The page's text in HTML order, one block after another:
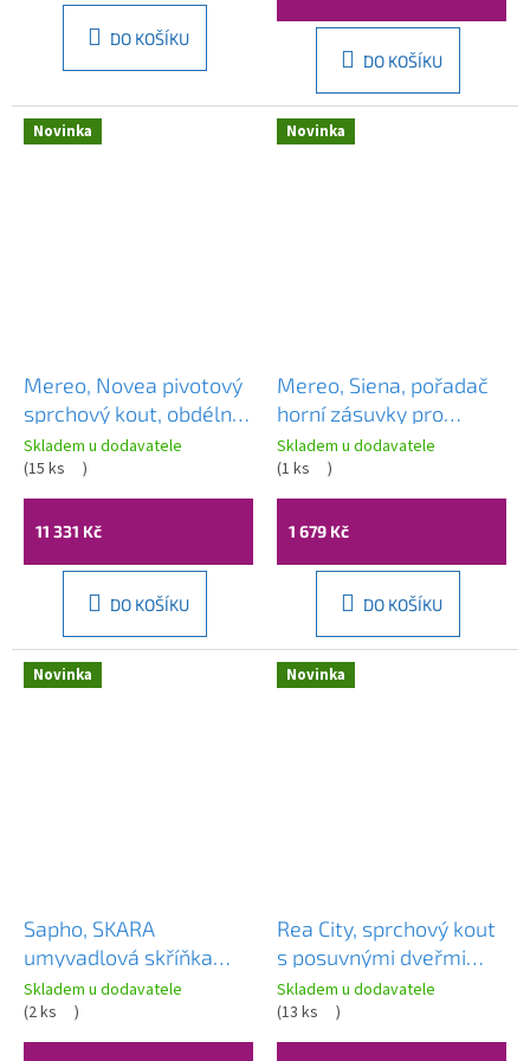
DO KOŠÍKU
DO KOŠÍKU
Novinka
Mereo, Novea pivotový
sprchový kout, obdélník,
L/P dveře a pevný díl,
sklo Čiré, CK13903Z
Skladem u dodavatele
(15 ks )
11 331 Kč
DO KOŠÍKU
Novinka
Mereo, Siena, pořadač
horní zásuvky pro
skřínku, CN471
Skladem u dodavatele
(1 ks )
1 679 Kč
DO KOŠÍKU
Novinka
Sapho, SKARA
umyvadlová skříňka
100x50x45cm, černá
mat/dub alabama,
CG009-2222
Skladem u dodavatele
(2 ks )
Novinka
Rea City, sprchový kout
s posuvnými dveřmi
100×90 cm, měděná
matná, REA-K6981
Skladem u dodavatele
(13 ks )